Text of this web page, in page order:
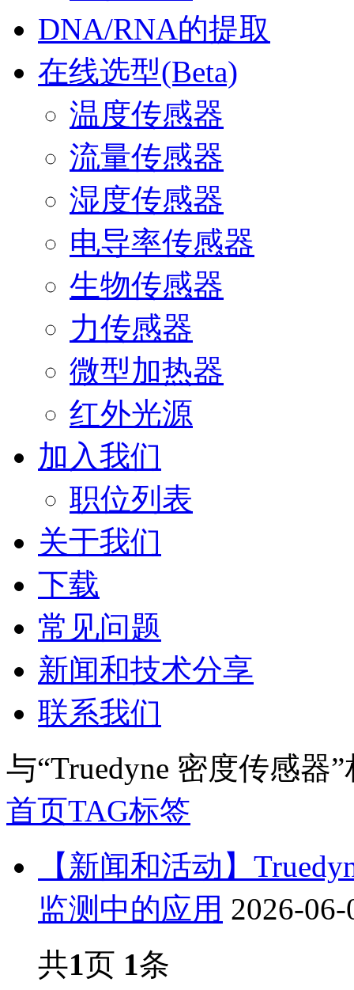
DNA/RNA的提取
在线选型(Beta)
温度传感器
流量传感器
湿度传感器
电导率传感器
生物传感器
力传感器
微型加热器
红外光源
加入我们
职位列表
关于我们
下载
常见问题
新闻和技术分享
联系我们
与“Truedyne 密度传感器”
首页TAG标签
【新闻和活动】
监测中的应用 2026-06-
共1页 1条